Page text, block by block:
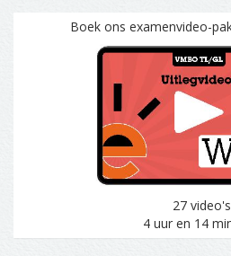
Boek ons examenvideo-
27 video's
4 uur en 14